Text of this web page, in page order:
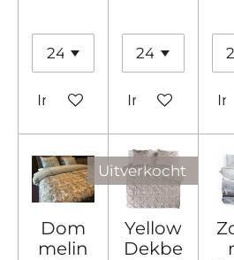
In winkelwagen
In
Dom
melin
Uitverkocht
Yellow
Dekbe